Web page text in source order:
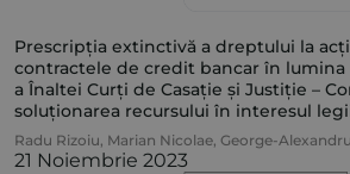
Prescripția extinctivă a dreptului la
contractele de credit bancar în lumina
a Înaltei Curți de Casație și Justiție –
soluționarea recursului în interesul
Radu Rizoiu, Marian Nicolae, George-
21 Noiembrie 2023